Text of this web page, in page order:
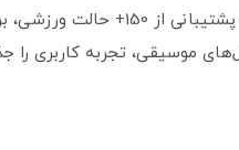
موسیقی، تجربه کاربری را